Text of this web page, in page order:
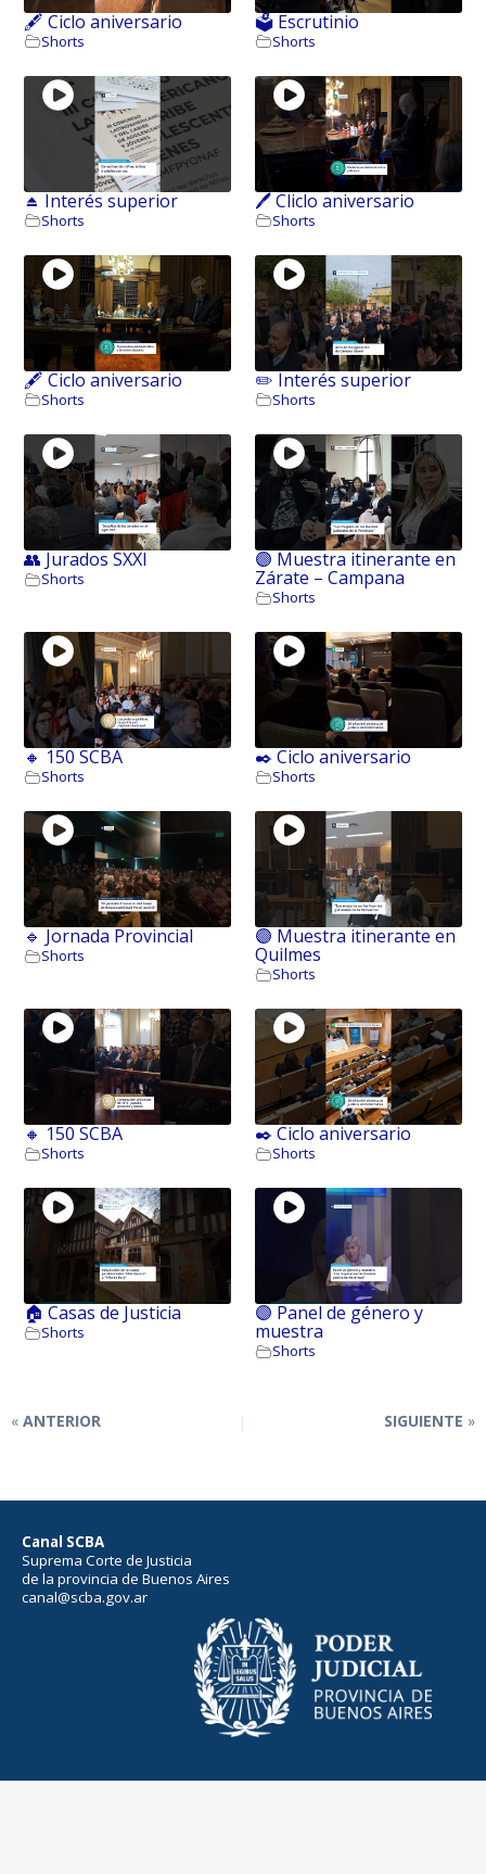
🖋️ Ciclo aniversario
Shorts
🗳️ Escrutinio
Shorts
⏏️ Interés superior
Shorts
🖊️ Cliclo aniversario
Shorts
🖋️ Ciclo aniversario
Shorts
✏️ Interés superior
Shorts
👥 Jurados SXXI
Shorts
🟣 Muestra itinerante en
Zárate – Campana
Shorts
🔸 150 SCBA
Shorts
✒️ Ciclo aniversario
Shorts
🔹 Jornada Provincial
Shorts
🟣 Muestra itinerante en
Quilmes
Shorts
🔸 150 SCBA
Shorts
✒️ Ciclo aniversario
Shorts
🏠 Casas de Justicia
Shorts
🟣 Panel de género y
muestra
Shorts
ANTERIOR SIGUIENTE
Canal SCBA
Suprema Corte de Justicia
de la provincia de Buenos Aires
canal@scba.gov.ar